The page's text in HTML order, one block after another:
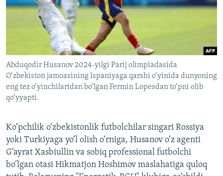
Abduqodir Husanov 2024-yilgi Parij olimpiadasida
O‘zbekiston jamoasining Ispaniyaga qarshi o‘yinida dunyoning
eng tez o‘yinchilaridan bo‘lgan Fermin Lopesdan to‘pni olib
qo‘yyapti.
Ko‘pchilik o‘zbekistonlik futbolchilar singari Rossiya
yoki Turkiyaga yo‘l olish o‘rniga, Husanov o‘z agenti
G‘ayrat Xasbiullin va sobiq professional futbolchi
bo‘lgan otasi Hikmatjon Hoshimov maslahatiga quloq